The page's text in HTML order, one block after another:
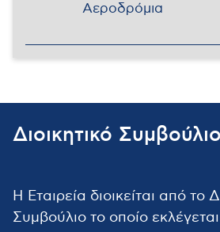
Αεροδρόμια
Διοικητικό Συμβούλιο
Η Εταιρεία διοικείται από το
Συμβούλιο το οποίο